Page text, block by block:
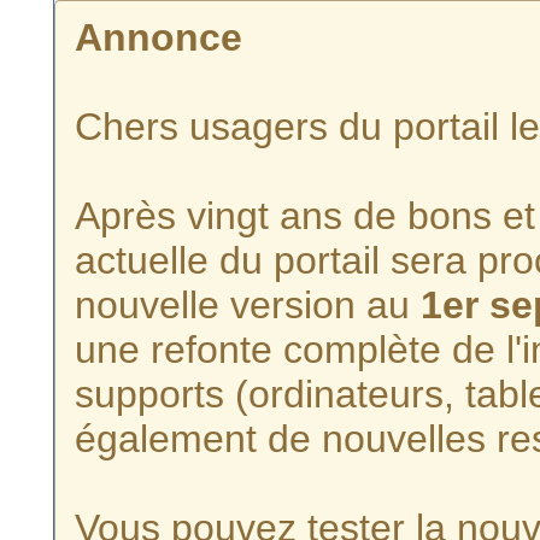
Annonce
Chers usagers du portail
Après vingt ans de bons
actuelle du portail sera
nouvelle version au 1er
une refonte complète de
supports (ordinateurs,
également de nouvelles
Vous pouvez tester la